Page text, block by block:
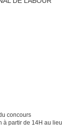
concours
à partir de 14H au lieu